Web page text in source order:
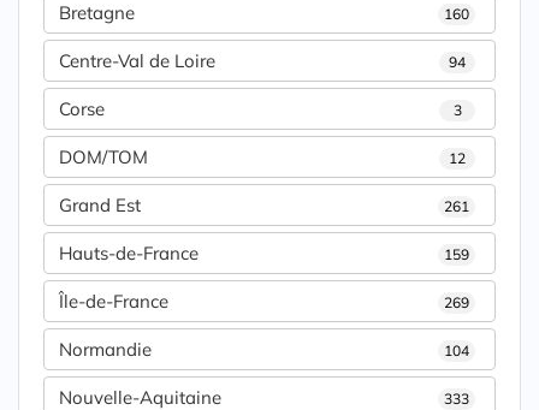
Bretagne 160
Centre-Val de Loire 94
Corse 3
DOM/TOM 12
Grand Est 261
Hauts-de-France 159
Île-de-France 269
Normandie 104
Nouvelle-Aquitaine 333